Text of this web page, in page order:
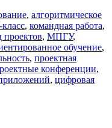
, алгоритмическое
, командная работа,
проектов, МПГУ,
обучение,
, проектная
конференции,
, цифровая